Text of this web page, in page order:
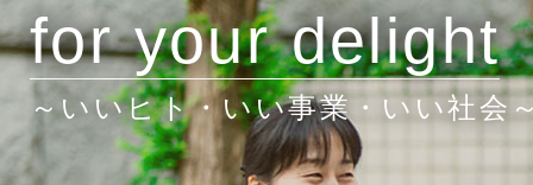
for your delight
～いいヒト・いい事業・いい社会